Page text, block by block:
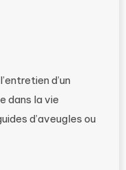
d’un
dans la vie
d’aveugles ou